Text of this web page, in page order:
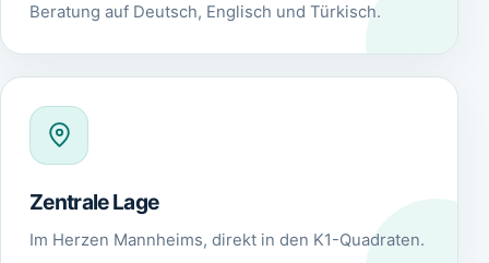
Beratung auf Deutsch, Englisch und Türkisch.
Zentrale Lage
Im Herzen Mannheims, direkt in den K1-Quadraten.